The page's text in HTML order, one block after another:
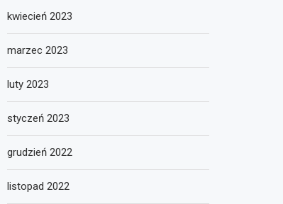
kwiecień 2023
marzec 2023
luty 2023
styczeń 2023
grudzień 2022
listopad 2022